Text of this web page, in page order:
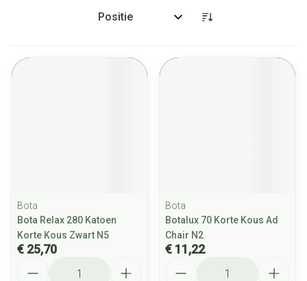
Sorteer op:
Bota
Bota Relax 280 Katoen
Korte Kous Zwart N5
€ 25,70
Bota
Botalux 70 Korte Kous Ad
Chair N2
€ 11,22